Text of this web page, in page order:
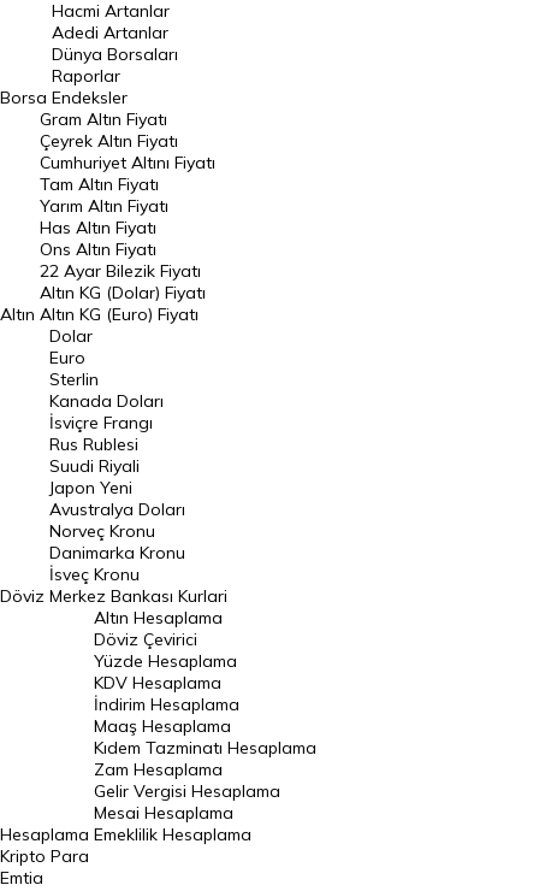
Hacmi Artanlar
Geçmiş Kapanışlar
Dünya Borsaları
Raporlar
Endeksler
DÖVİZ
Döviz Kuru
Dolar Kuru
Euro Kuru
Pound Kuru
Frank Kuru
Riyal Kuru
Avustralya Doları
Danimarka Kronu Kuru
Kanada Doları Kuru
Norveç Kronu Kuru
İsveç Kronu Kuru
Japon Yeni Kuru
Serbest Piyasa Döviz Kurları
Merkez Bankası Döviz Kurları
Altın Fiyatları
Gram Altın Fiyatı
Borsa
Hacmi Artanlar
Adedi Artanlar
Dünya Borsaları
Raporlar
Endeksler
Altın
Gram Altın Fiyatı
Çeyrek Altın Fiyatı
Cumhuriyet Altını Fiyatı
Tam Altın Fiyatı
Yarım Altın Fiyatı
Has Altın Fiyatı
Ons Altın Fiyatı
22 Ayar Bilezik Fiyatı
Altın KG (Dolar) Fiyatı
Altın KG (Euro) Fiyatı
Döviz
Dolar
Euro
Sterlin
Kanada Doları
İsviçre Frangı
Rus Rublesi
Suudi Riyali
Japon Yeni
Avustralya Doları
Norveç Kronu
Danimarka Kronu
İsveç Kronu
Merkez Bankası Kurlari
Hesaplama
Altın Hesaplama
Döviz Çevirici
Yüzde Hesaplama
KDV Hesaplama
İndirim Hesaplama
Maaş Hesaplama
Kıdem Tazminatı Hesaplama
Zam Hesaplama
Gelir Vergisi Hesaplama
Mesai Hesaplama
Emeklilik Hesaplama
Kripto Para
Emtia